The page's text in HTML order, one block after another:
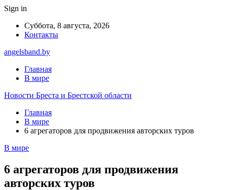
Sign in
Суббота, 8 августа, 2026
Контакты
angelsband.by
Главная
В мире
Новости Бреста и Брестской области
Главная
В мире
6 агрегаторов для продвижения авторских туров
В мире
6 агрегаторов для продвижения
авторских туров